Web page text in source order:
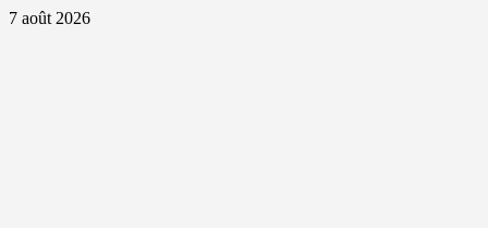
Aller
7 août 2026